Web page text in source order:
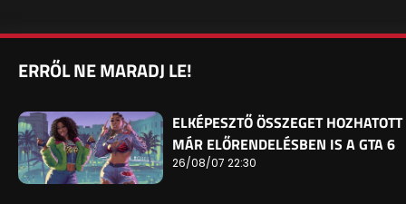
ERRŐL NE MARADJ LE!
ELKÉPESZTŐ ÖSSZEGET HOZHATOTT
MÁR ELŐRENDELÉSBEN IS A GTA 6
26/08/07 22:30